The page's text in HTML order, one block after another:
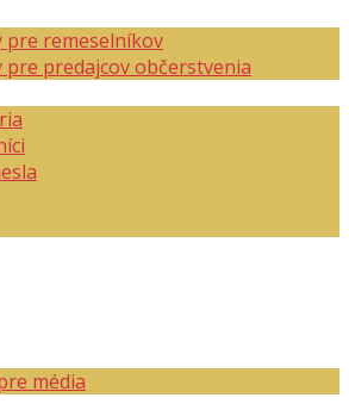
pre remeselníkov
pre predajcov občerstvenia
média